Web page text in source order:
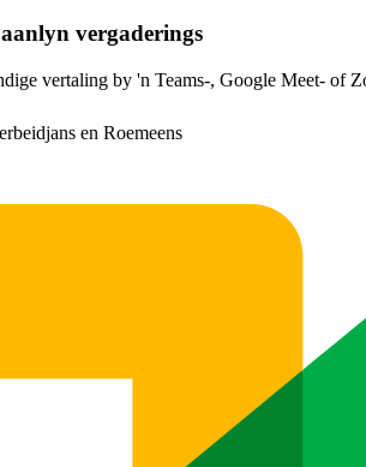
vergaderings
vertaling by 'n Teams-, Google Meet- of
en Roemeens